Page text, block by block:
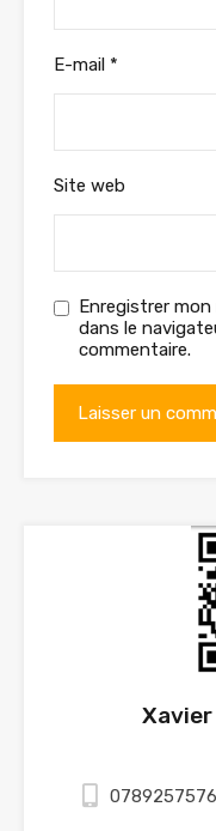
E-mail *
Site web
Enregistrer
dans le
commentaire.
Xavier
0789257576